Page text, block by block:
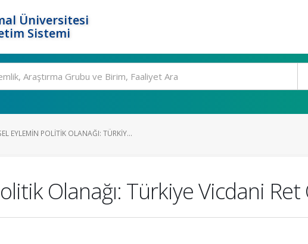
Üniversitesi
Sistemi
EYLEMIN POLITIK OLANAĞI: TÜRKIY...
Olanağı: Türkiye Vicdani